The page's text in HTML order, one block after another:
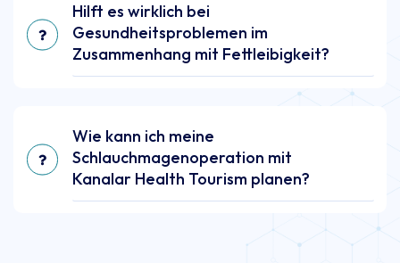
Hilft es wirklich bei
Gesundheitsproblemen im
Zusammenhang mit Fettleibigkeit?
Wie kann ich meine
Schlauchmagenoperation mit
Kanalar Health Tourism planen?